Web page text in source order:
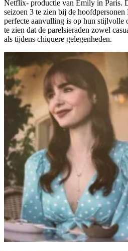
Netflix- productie van Emily in Paris.
seizoen 3 te zien bij de
perfecte aanvulling is op hun stijlvolle
te zien dat de parelsieraden zowel
als tijdens chiquere gelegenheden.